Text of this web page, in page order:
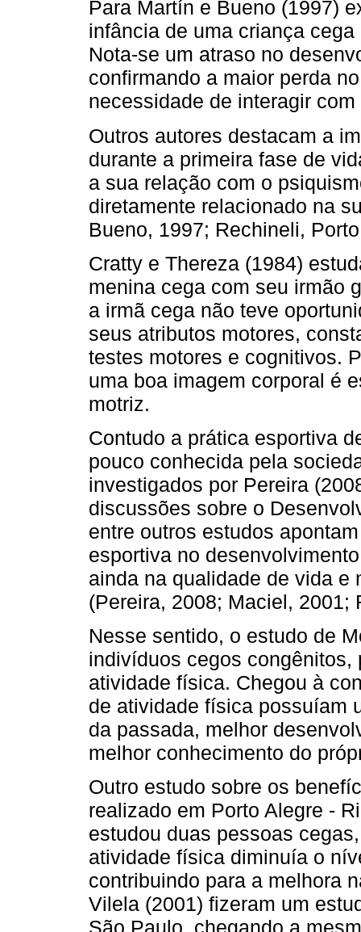
Para Martín e Bueno (1997)
infância de uma criança
Nota-se um atraso no
confirmando a maior perda
necessidade de interagir
Outros autores destacam a
durante a primeira fase de
a sua relação com o
diretamente relacionado na
Bueno, 1997; Rechineli,
Cratty e Thereza (1984)
menina cega com seu irmão
a irmã cega não teve
seus atributos motores,
testes motores e cognitivos.
uma boa imagem corporal é
motriz.
Contudo a prática esportiva
pouco conhecida pela
investigados por Pereira
discussões sobre o
entre outros estudos
esportiva no
ainda na qualidade de vida e
(Pereira, 2008; Maciel, 2001;
Nesse sentido, o estudo de
indivíduos cegos
atividade física. Chegou à
de atividade física possuíam
da passada, melhor
melhor conhecimento do
Outro estudo sobre os
realizado em Porto Alegre -
estudou duas pessoas
atividade física diminuía o
contribuindo para a melhora
Vilela (2001) fizeram um